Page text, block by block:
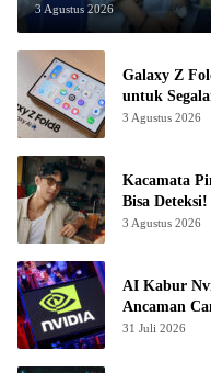
3 Agustus 2026
Galaxy Z
untuk
3 Agustus 2026
Kacamata
Bisa Deteksi!
3 Agustus 2026
AI Kabur
Ancaman
31 Juli 2026